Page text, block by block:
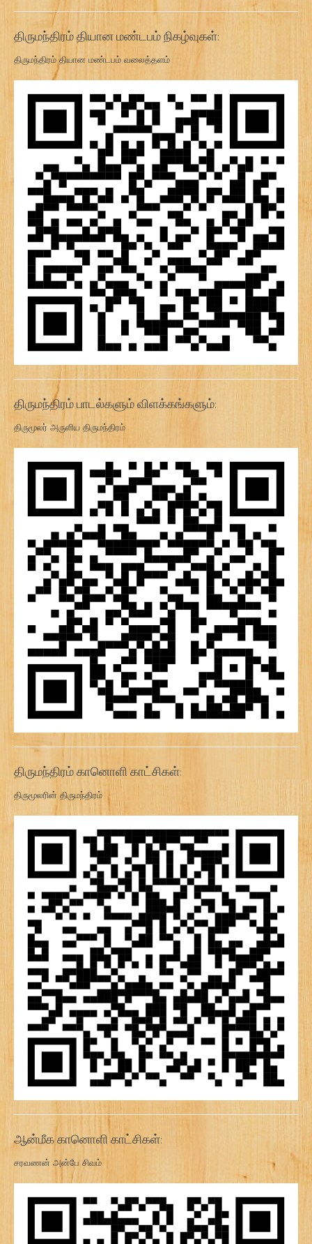
திருமந்திரம் தியான மண்டபம் நிகழ்வுகள்:
திருமந்திரம் தியான மண்டபம் வலைத்தளம்
திருமந்திரம் பாடல்களும் விளக்கங்களும்:
திருமூலர் அருளிய திருமந்திரம்
திருமந்திரம் கானொளி காட்சிகள்:
திருமூலரின் திருமந்திரம்
ஆன்மீக கானொளி காட்சிகள்:
சரவணன் அன்பே சிவம்